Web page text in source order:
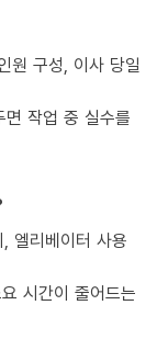
원 구성, 이사 당일
작업 중 실수를
엘리베이터 사용
시간이 줄어드는